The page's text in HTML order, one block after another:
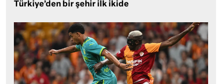
Türkiye’den bir şehir ilk ikide